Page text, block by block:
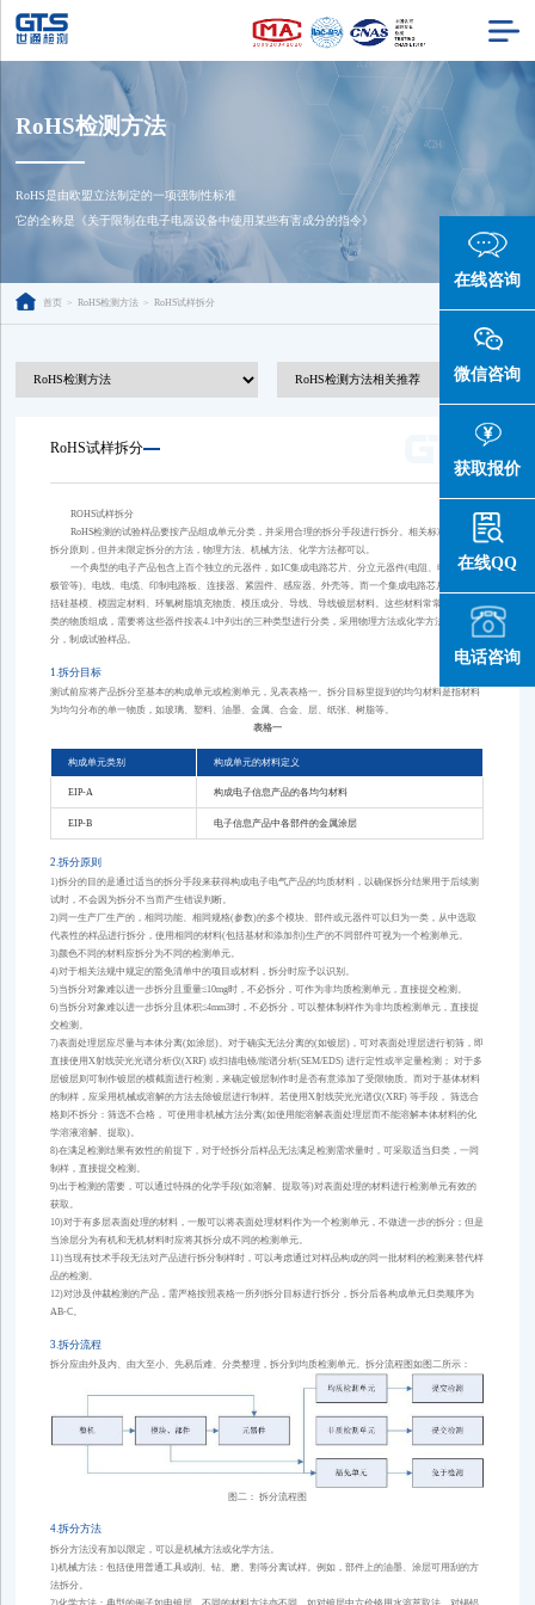
RoHS检测方法
RoHS是由欧盟立法制定的一项强制性标准
它的全称是《关于限制在电子电器设备中使用某些有害成分的指令》
首页 > RoHS检测方法 > RoHS试样拆分
RoHS试样拆分
ROHS试样拆分
RoHS检测的试验样品要按产品组成单元分类，并采用合理的拆分手段进行拆分。相关标准给出了
拆分原则，但并未限定拆分的方法，物理方法、机械方法、化学方法都可以。
一个典型的电子产品包含上百个独立的元器件，如IC集成电路芯片、分立元器件(电阻、电容、二
极管等)、电线、电缆、印制电路板、连接器、紧固件、感应器、外壳等。而一个集成电路芯片的组成包
括硅基模、模固定材料、环氧树脂填充物质、模压成分、导线、导线镀层材料。这些材料常常由不同种
类的物质组成，需要将这些器件按表4.1中列出的三种类型进行分类，采用物理方法或化学方法实施拆
分，制成试验样品。
1.拆分目标
测试前应将产品拆分至基本的构成单元或检测单元，见表表格一。拆分目标里提到的均匀材料是指材料
为均匀分布的单一物质，如玻璃、塑料、油墨、金属、合金、层、纸张、树脂等。
表格一
构成单元类别 构成单元的材料定义
EIP-A 构成电子信息产品的各均匀材料
EIP-B 电子信息产品中各部件的金属涂层
2.拆分原则
1)拆分的目的是通过适当的拆分手段来获得构成电子电气产品的均质材料，以确保拆分结果用于后续测
试时，不会因为拆分不当而产生错误判断。
2)同一生产厂生产的，相同功能、相同规格(参数)的多个模块、部件或元器件可以归为一类，从中选取
代表性的样品进行拆分，使用相同的材料(包括基材和添加剂)生产的不同部件可视为一个检测单元。
3)颜色不同的材料应拆分为不同的检测单元。
4)对于相关法规中规定的豁免清单中的项目或材料，拆分时应予以识别。
5)当拆分对象难以进一步拆分且重量≤10mg时，不必拆分，可作为非均质检测单元，直接提交检测。
6)当拆分对象难以进一步拆分且体积≤4mm3时，不必拆分，可以整体制样作为非均质检测单元，直接提
交检测。
7)表面处理层应尽量与本体分离(如涂层)。对于确实无法分离的(如镀层)，可对表面处理层进行初筛，即
直接使用X射线荧光光谱分析仪(XRF) 或扫描电镜/能谱分析(SEM/EDS) 进行定性或半定量检测； 对于多
层镀层则可制作镀层的横截面进行检测，来确定镀层制作时是否有意添加了受限物质。而对于基体材料
的制样，应采用机械或溶解的方法去除镀层进行制样。若使用X射线荧光光谱仪(XRF) 等手段， 筛选合
格则不拆分：筛选不合格， 可使用非机械方法分离(如使用能溶解表面处理层而不能溶解本体材料的化
学溶液溶解、提取)。
8)在满足检测结果有效性的前提下，对于经拆分后样品无法满足检测需求量时，可采取适当归类，一同
制样，直接提交检测。
9)出于检测的需要，可以通过特殊的化学手段(如溶解、提取等)对表面处理的材料进行检测单元有效的
获取。
10)对于有多层表面处理的材料，一般可以将表面处理材料作为一个检测单元，不做进一步的拆分；但是
当涂层分为有机和无机材料时应将其拆分成不同的检测单元。
11)当现有技术手段无法对产品进行拆分制样时，可以考虑通过对样品构成的同一批材料的检测来替代样
品的检测。
12)对涉及仲裁检测的产品，需严格按照表格一所列拆分目标进行拆分，拆分后各构成单元归类顺序为
AB-C。
3.拆分流程
拆分应由外及内、由大至小、先易后难、分类整理，拆分到均质检测单元。拆分流程图如图二所示：
图二： 拆分流程图
4.拆分方法
拆分方法没有加以限定，可以是机械方法或化学方法。
1)机械方法：包括使用普通工具或削、钻、磨、割等分离试样。例如，部件上的油墨、涂层可用刮的方
法拆分。
2)化学方法：典型的例子如电镀层，不同的材料方法亦不同，如对镀层中六价铬用水溶萃取法，对锡铝
在线咨询
微信咨询
获取报价
在线QQ
电话咨询